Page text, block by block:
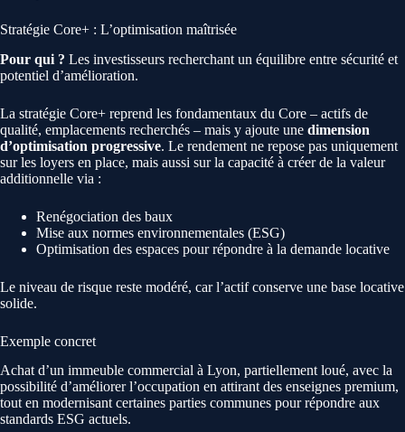
Stratégie Core+ : L’optimisation maîtrisée
Pour qui ? Les investisseurs recherchant un équilibre entre sécurité et
potentiel d’amélioration.
La stratégie Core+ reprend les fondamentaux du Core – actifs de
qualité, emplacements recherchés – mais y ajoute une dimension
d’optimisation progressive. Le rendement ne repose pas uniquement
sur les loyers en place, mais aussi sur la capacité à créer de la valeur
additionnelle via :
Renégociation des baux
Mise aux normes environnementales (ESG)
Optimisation des espaces pour répondre à la demande locative
Le niveau de risque reste modéré, car l’actif conserve une base locative
solide.
Exemple concret
Achat d’un immeuble commercial à Lyon, partiellement loué, avec la
possibilité d’améliorer l’occupation en attirant des enseignes premium,
tout en modernisant certaines parties communes pour répondre aux
standards ESG actuels.